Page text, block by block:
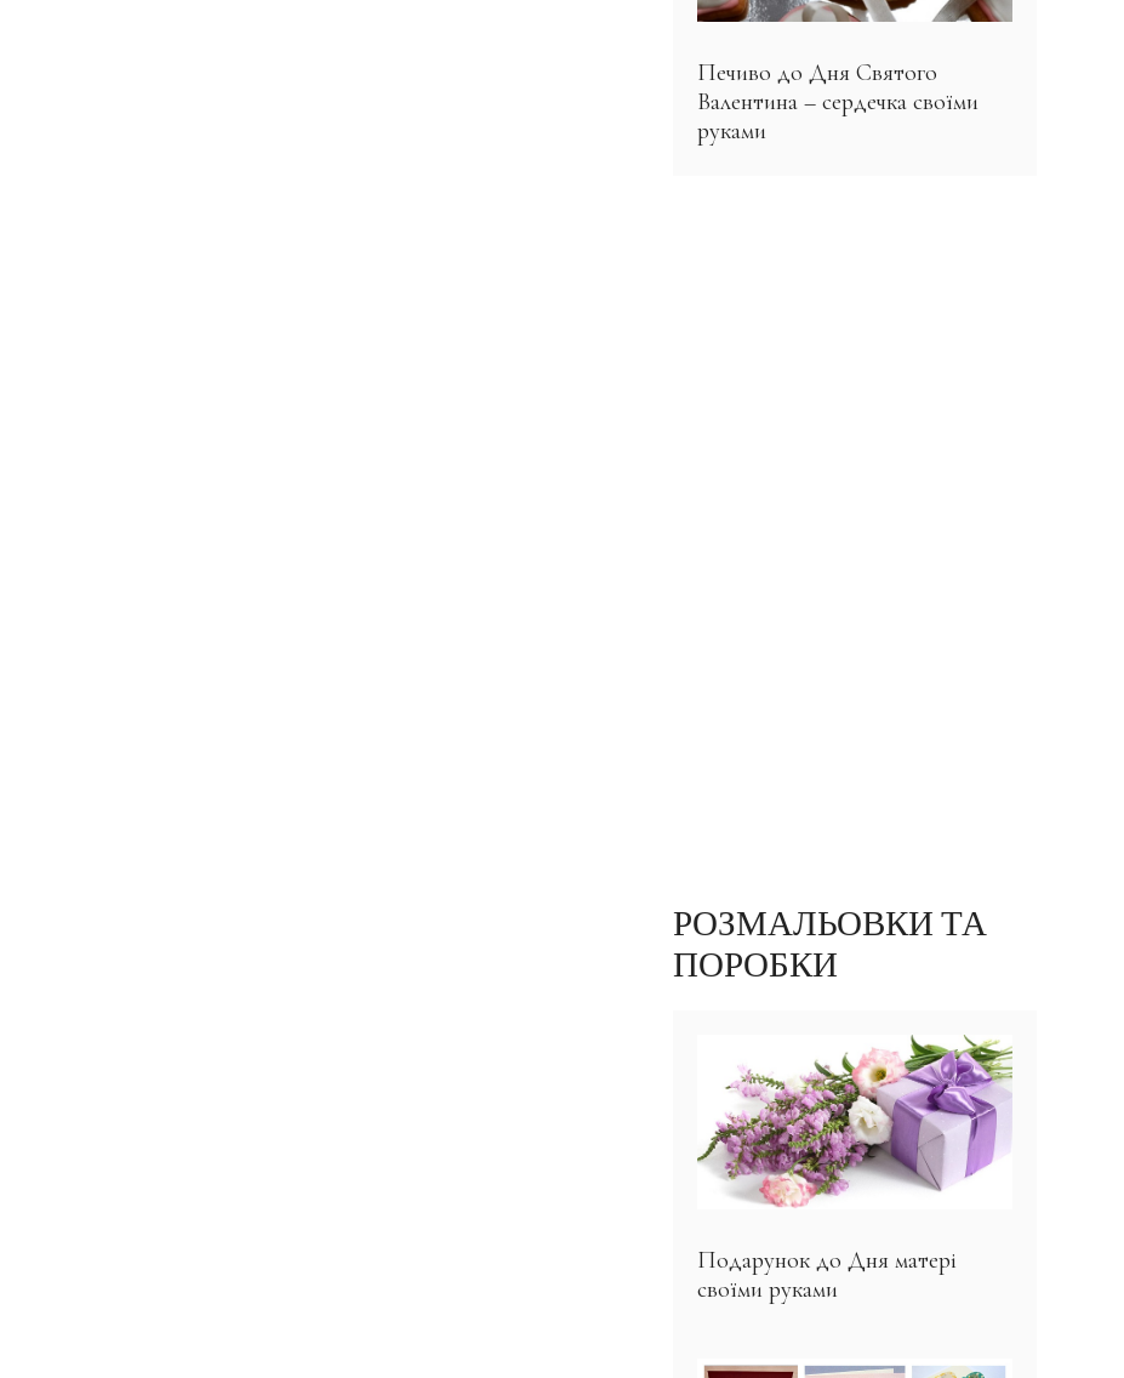
Печиво до Дня Святого
Валентина – сердечка своїми
руками
РОЗМАЛЬОВКИ ТА
ПОРОБКИ
Подарунок до Дня матері
своїми руками